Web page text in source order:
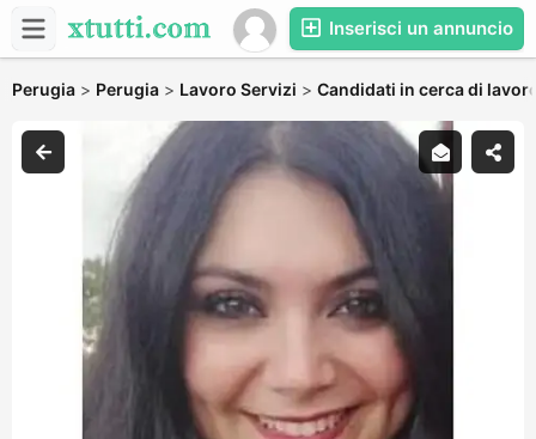
Inserisci un annuncio
Perugia > Perugia > Lavoro Servizi > Candidati in cerca di